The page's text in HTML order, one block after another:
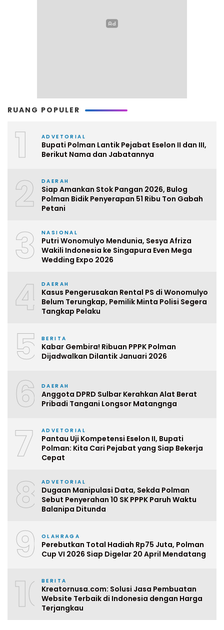
RUANG POPULER
1 ADVETORIAL
Bupati Polman Lantik Pejabat Eselon II dan III,
Berikut Nama dan Jabatannya
2 DAERAH
Siap Amankan Stok Pangan 2026, Bulog
Polman Bidik Penyerapan 51 Ribu Ton Gabah
Petani
3 NASIONAL
Putri Wonomulyo Mendunia, Sesya Afriza
Wakili Indonesia ke Singapura Even Mega
Wedding Expo 2026
4 DAERAH
Kasus Pengerusakan Rental PS di Wonomulyo
Belum Terungkap, Pemilik Minta Polisi Segera
Tangkap Pelaku
5 BERITA
Kabar Gembira! Ribuan PPPK Polman
Dijadwalkan Dilantik Januari 2026
6 DAERAH
Anggota DPRD Sulbar Kerahkan Alat Berat
Pribadi Tangani Longsor Matangnga
7 ADVETORIAL
Pantau Uji Kompetensi Eselon II, Bupati
Polman: Kita Cari Pejabat yang Siap Bekerja
Cepat
8 ADVETORIAL
Dugaan Manipulasi Data, Sekda Polman
Sebut Penyerahan 10 SK PPPK Paruh Waktu
Balanipa Ditunda
9 OLAHRAGA
Perebutkan Total Hadiah Rp75 Juta, Polman
Cup VI 2026 Siap Digelar 20 April Mendatang
10BERITA
Kreatornusa.com: Solusi Jasa Pembuatan
Website Terbaik di Indonesia dengan Harga
Terjangkau